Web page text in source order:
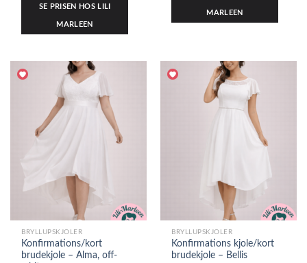
SE PRISEN HOS LILI
MARLEEN
MARLEEN
BRYLLUPSKJOLER
Konfirmations/kort
brudekjole – Alma, off-
BRYLLUPSKJOLER
Konfirmations kjole/kort
brudekjole – Bellis